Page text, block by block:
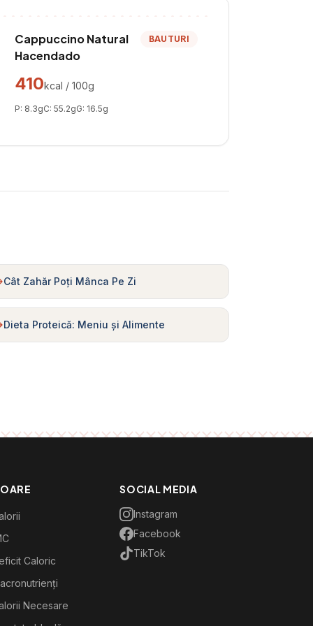
Cappuccino Natural
Hacendado
BAUTURI
410kcal / 100g
P: 8.3gC: 55.2gG: 16.5g
Cât Zahăr Poți Mânca Pe Zi
Dieta Proteică: Meniu și Alimente
Caloric
Necesare
SOCIAL MEDIA
Instagram
Facebook
TikTok